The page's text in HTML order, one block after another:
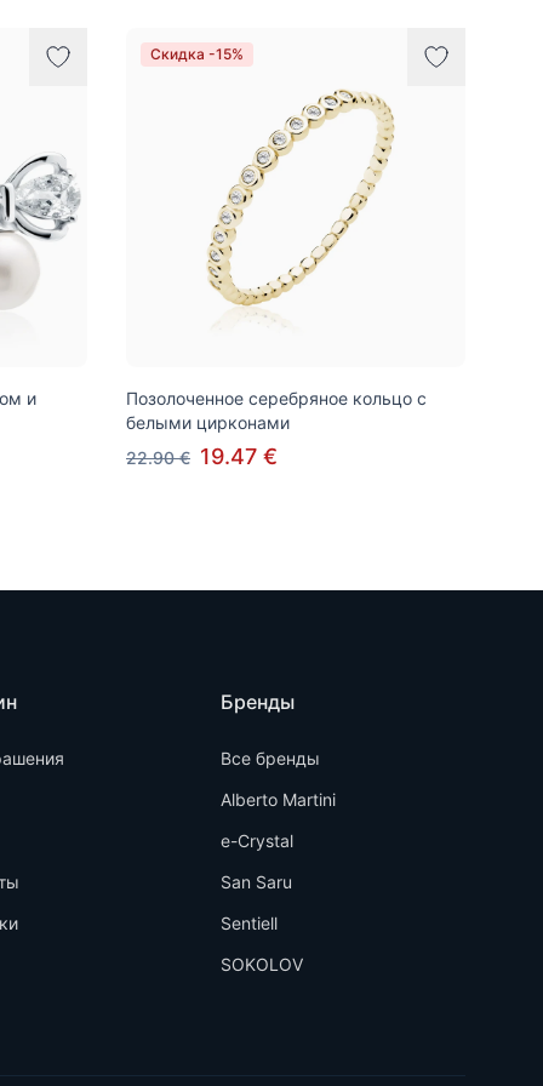
и
Скидка -15%
Позолоченное серебряное кольцо с
белыми цирконами
22.90 € 19.47 €
Бренды
Все бренды
Alberto Martini
e-Crystal
San Saru
Sentiell
SOKOLOV